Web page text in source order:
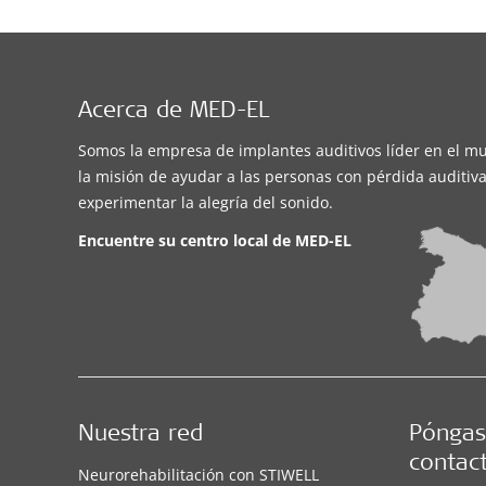
Acerca de MED-EL
Somos la empresa de implantes auditivos líder en el
la misión de ayudar a las personas con pérdida
experimentar la alegría del sonido.
Encuentre su centro local de MED-EL
Nuestra red
Neurorehabilitación con STIWELL